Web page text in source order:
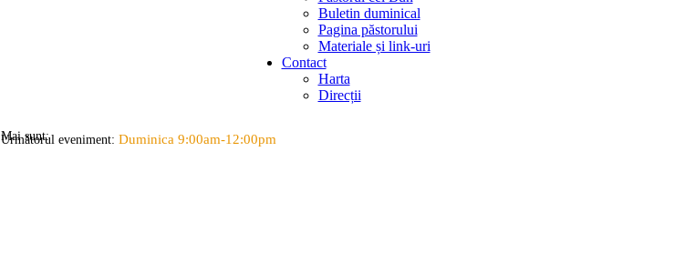
Buletin duminical
Pagina păstorului
Materiale și link-uri
Contact
Harta
Direcții
Următorul eveniment: Duminica 9:00am-12:00pm
Mai sunt: